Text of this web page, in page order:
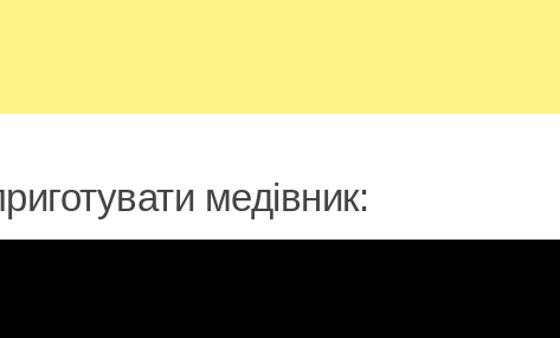
медівник: